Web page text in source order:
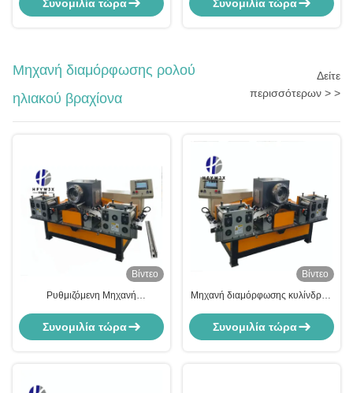
Συνομιλία τώρα
αλυσίδας και μήτρα διάτρησης με
Συνομιλία τώρα
Μηχανή διαμόρφωσης ρολού
ηλιακού βραχίονα
Δείτε
περισσότερων > >
Βίντεο
Ρυθμιζόμενη Μηχανή
Φωτοβολταϊκών Βάσεων με
Βιομηχανικό Υπολογιστή PLC
Συνομιλία τώρα
Βίντεο
Μηχανή διαμόρφωσης κυλίνδρων
ηλιακών πάνελ για γρήγορη
παραγωγή και εξοικονόμηση
Συνομιλία τώρα